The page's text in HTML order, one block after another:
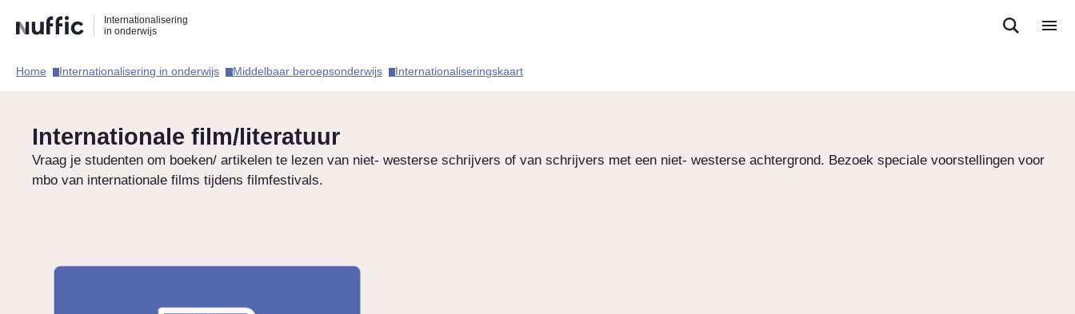
naar
zoekfunctie
naar
hoofdnavigatie
naar
inhoud
Internationalisering
in onderwijs
Hoofdnavigatie
Home​ Internationalisering in onderwijs​ Middelbaar beroepsonderwijs​ Internationaliseringskaart​
Internationale film/literatuur
Vraag je studenten om boeken/ artikelen te lezen van niet- westerse schrijvers of van schrijvers met een niet- westerse achtergrond. Bezoek speciale voorstellingen voor
mbo van internationale films tijdens filmfestivals.